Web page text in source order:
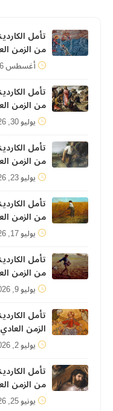
تأمل
من الزمن
أغسطس 6, 2026
تأمل
من الزمن
يوليو 30, 2026
تأمل
من الزمن
يوليو 23, 2026
تأمل
من الزمن
يوليو 17, 2026
تأمل
من الزمن
يوليو 9, 2026
تأمل
الزمن
يوليو 2, 2026
تأمل
من الزمن
يونيو 25, 2026